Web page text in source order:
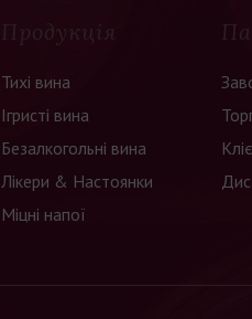
Продукція
Тихі вина
Ігристі вина
Безалкогольні вина
Лікери & Настоянки
Міцні напої